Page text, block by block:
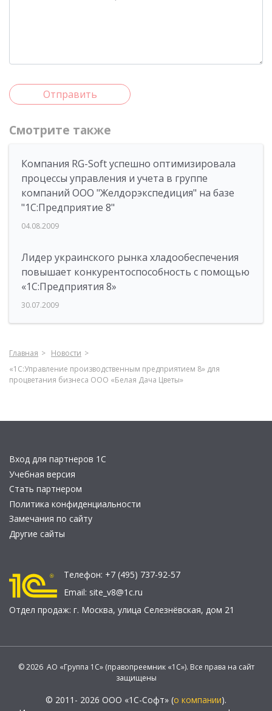
Отправить
Смотрите также
Компания RG-Soft успешно оптимизировала
процессы управления и учета в группе
компаний ООО "Желдорэкспедиция" на базе
"1С:Предприятие 8"
04.08.2009
Лидер украинского рынка хладообеспечения
повышает конкурентоспособность с помощью
«1С:Предприятия 8»
30.07.2009
Главная
Новости
«1С:Управление производственным предприятием 8» для
процветания бизнеса ООО «Белая Дача Цветы»
Вход для партнеров 1С
Учебная версия
Стать партнером
Политика конфиденциальности
Замечания по сайту
Другие сайты
Телефон: +7 (495) 737-92-57
Email: site_v8@1c.ru
Отдел продаж: г. Москва, улица Селезнёвская, дом 21
© 2026 АО «Группа 1С» (правопреемник «1С»). Все права на сайт
защищены
© 2011- 2026 ООО «1С-Софт» (о компании).